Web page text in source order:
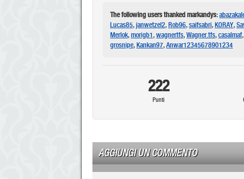
The following users thanked markandys:
Lucas85,janwetzel2,Rob96,saifsabri,KORAY,
Merlok,morigb1,wagnertfs,Wagner.tfs,casalmaf,
grosnipe,Kankan97,Anwar12345678901234
222
Punti
AGGIUNGI UN COMMENTO